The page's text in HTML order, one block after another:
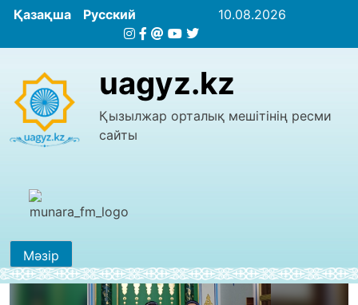
Қазақша Русский 10.08.2026
uagyz.kz
Қызылжар орталық мешітінің ресми
сайты
Мәзір